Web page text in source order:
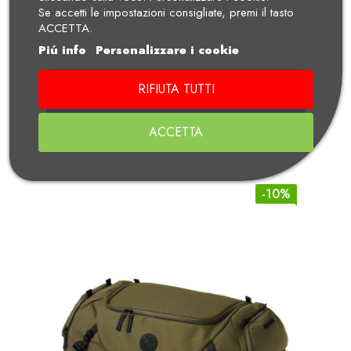
BMW BORSA POSTERIORE BLACK
Prezzo Standard
€ 245,00
-10%
Se accetti le impostazioni consigliate, premi il tasto
ACCETTA.
Piú info
Personalizzare i cookie
RIFIUTA TUTTI
ACCETTA